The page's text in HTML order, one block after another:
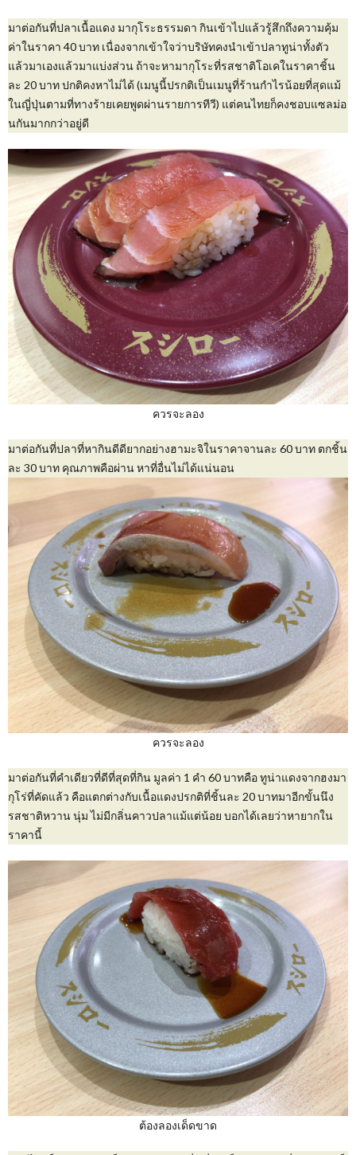
มาต่อกันที่ปลาเนื้อแดง มากุโระธรรมดา กินเข้าไปแล้วรู้สึกถึงความคุ้ม
ค่าในราคา 40 บาท เนื่องจากเข้าใจว่าบริษัทคงนำเข้าปลาทูน่าทั้งตัว
แล้วมาเองแล้วมาแบ่งส่วน ถ้าจะหามากุโระที่รสชาติโอเคในราคาชิ้น
ละ 20 บาท ปกติคงหาไม่ได้ (เมนูนี้ปรกติเป็นเมนูที่ร้านกำไรน้อยที่สุดแม้
ในญี่ปุ่นตามที่ทางร้ายเคยพูดผ่านรายการทีวี) แต่คนไทยก็คงชอบแซลม่อ
นกันมากกว่าอยู่ดี
ควรจะลอง
มาต่อกันที่ปลาที่หากินดีดียากอย่างฮามะจิในราคาจานละ 60 บาท ตกชิ้น
ละ 30 บาท คุณภาพคือผ่าน หาที่อื่นไม่ได้แน่นอน
ควรจะลอง
มาต่อกันที่คำเดียวที่ดีที่สุดที่กิน มูลค่า 1 คำ 60 บาทคือ ทูน่าแดงจากฮงมา
กุโร่ที่คัดแล้ว คือแตกต่างกับเนื้อแดงปรกติที่ชิ้นละ 20 บาทมาอีกขั้นนึง
รสชาติหวาน นุ่ม ไม่มีกลิ่นคาวปลาแม้แต่น้อย บอกได้เลยว่าหายากใน
ราคานี้
ต้องลองเด็ดขาด